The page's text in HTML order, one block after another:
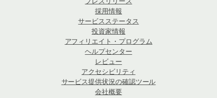
採用情報
サービスステータス
投資家情報
アフィリエイト・プログラム
ヘルプセンター
レビュー
アクセシビリティ
サービス提供状況の確認ツール
会社概要